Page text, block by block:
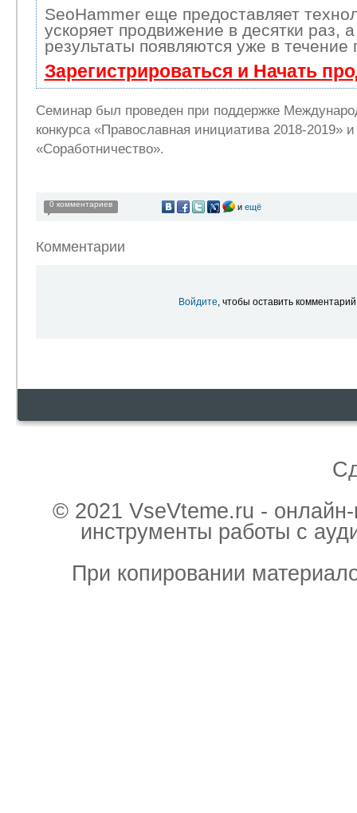
SeoHammer еще предоставляет
ускоряет продвижение в десятки раз,
результаты появляются уже в
Зарегистрироваться и Начать
Семинар был проведен при поддержке
конкурса «Православная инициатива 2018-2019»
«Соработничество».
0 комментариев и ещё
Комментарии
Войдите, чтобы оставить комментарий
© 2021 VseVteme.ru -
инструменты работы с
При копировании